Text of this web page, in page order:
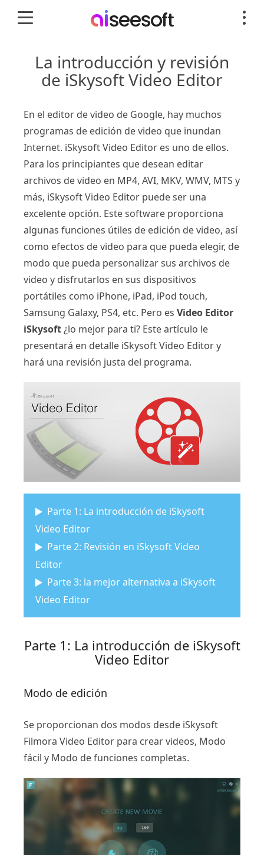
La introducción y revisión
de iSkysoft Video Editor
En el editor de video de Google, hay muchos
programas de edición de video que inundan
Internet. iSkysoft Video Editor es uno de ellos.
Para los principiantes que desean editar
archivos de video en MP4, AVI, MKV, WMV, MTS y
más, iSkysoft Video Editor puede ser una
excelente opción. Este software proporciona
algunas funciones útiles de edición de video, así
como efectos de video para que pueda elegir, de
modo que pueda personalizar sus archivos de
video y disfrutarlos en sus dispositivos
portátiles como iPhone, iPad, iPod touch,
Samsung Galaxy, PS4, etc. Pero es Video Editor
iSkysoft¿lo mejor para ti? Este artículo le
presentará en detalle iSkysoft Video Editor y
hará una revisión justa del programa.
Parte 1: La introducción de iSkysoft
Video Editor
Parte 2: Revisión en iSkysoft Video
Editor
Parte 3: la mejor alternativa a iSkysoft
Video Editor
Parte 1: La introducción de iSkysoft
Video Editor
Modo de edición
Se proporcionan dos modos desde iSkysoft
Filmora Video Editor para crear videos, Modo
fácil y Modo de funciones completas.